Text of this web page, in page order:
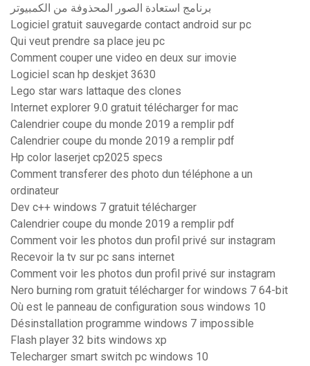
برنامج استعادة الصور المحذوفة من الكمبيوتر
Logiciel gratuit sauvegarde contact android sur pc
Qui veut prendre sa place jeu pc
Comment couper une video en deux sur imovie
Logiciel scan hp deskjet 3630
Lego star wars lattaque des clones
Internet explorer 9.0 gratuit télécharger for mac
Calendrier coupe du monde 2019 a remplir pdf
Calendrier coupe du monde 2019 a remplir pdf
Hp color laserjet cp2025 specs
Comment transferer des photo dun téléphone a un
ordinateur
Dev c++ windows 7 gratuit télécharger
Calendrier coupe du monde 2019 a remplir pdf
Comment voir les photos dun profil privé sur instagram
Recevoir la tv sur pc sans internet
Comment voir les photos dun profil privé sur instagram
Nero burning rom gratuit télécharger for windows 7 64-bit
Où est le panneau de configuration sous windows 10
Désinstallation programme windows 7 impossible
Flash player 32 bits windows xp
Telecharger smart switch pc windows 10